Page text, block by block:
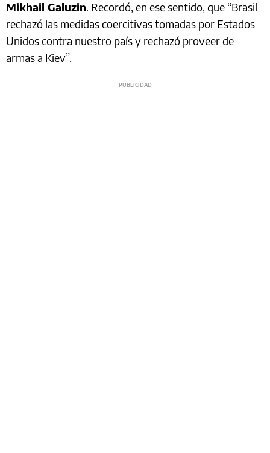
Mikhail Galuzin. Recordó, en ese sentido, que “Brasil
rechazó las medidas coercitivas tomadas por Estados
Unidos contra nuestro país y rechazó proveer de
armas a Kiev”.